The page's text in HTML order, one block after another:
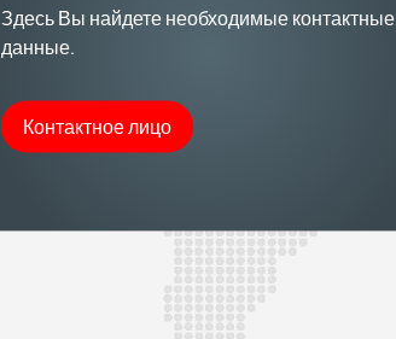
Здесь Вы найдете необходимые контактные
данные.
Контактное лицо